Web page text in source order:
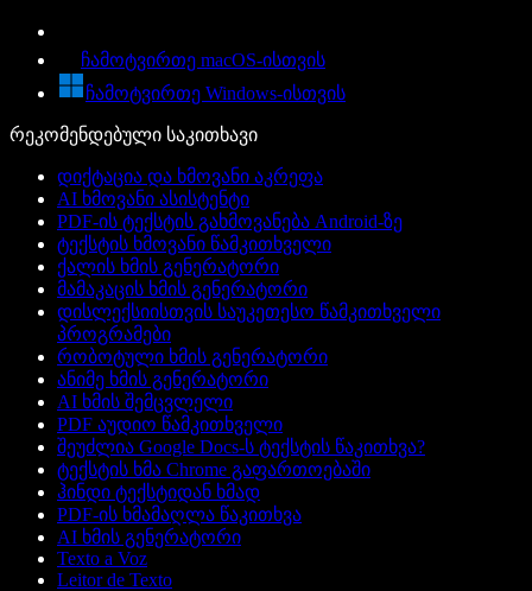
ჩამოტვირთე macOS-ისთვის
ჩამოტვირთე Windows-ისთვის
რეკომენდებული საკითხავი
დიქტაცია და ხმოვანი აკრეფა
AI ხმოვანი ასისტენტი
PDF-ის ტექსტის გახმოვანება Android-ზე
ტექსტის ხმოვანი წამკითხველი
ქალის ხმის გენერატორი
მამაკაცის ხმის გენერატორი
დისლექსიისთვის საუკეთესო წამკითხველი
პროგრამები
რობოტული ხმის გენერატორი
ანიმე ხმის გენერატორი
AI ხმის შემცვლელი
PDF აუდიო წამკითხველი
შეუძლია Google Docs-ს ტექსტის წაკითხვა?
ტექსტის ხმა Chrome გაფართოებაში
ჰინდი ტექსტიდან ხმად
PDF-ის ხმამაღლა წაკითხვა
AI ხმის გენერატორი
Texto a Voz
Leitor de Texto